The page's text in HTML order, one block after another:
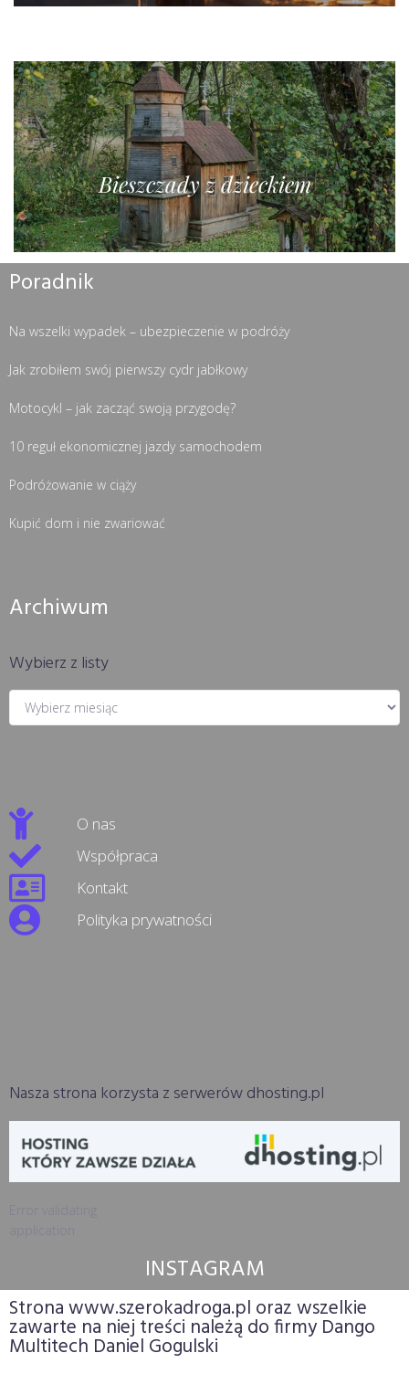
Bieszczady z dzieckiem
Poradnik
Na wszelki wypadek – ubezpieczenie w podróży
Jak zrobiłem swój pierwszy cydr jabłkowy
Motocykl – jak zacząć swoją przygodę?
10 reguł ekonomicznej jazdy samochodem
Podróżowanie w ciąży
Kupić dom i nie zwariować
Archiwum
Wybierz z listy
O nas
Współpraca
Kontakt
Polityka prywatności
Nasza strona korzysta z serwerów dhosting.pl
INSTAGRAM
Strona www.szerokadroga.pl oraz wszelkie
zawarte na niej treści należą do firmy Dango
Multitech Daniel Gogulski